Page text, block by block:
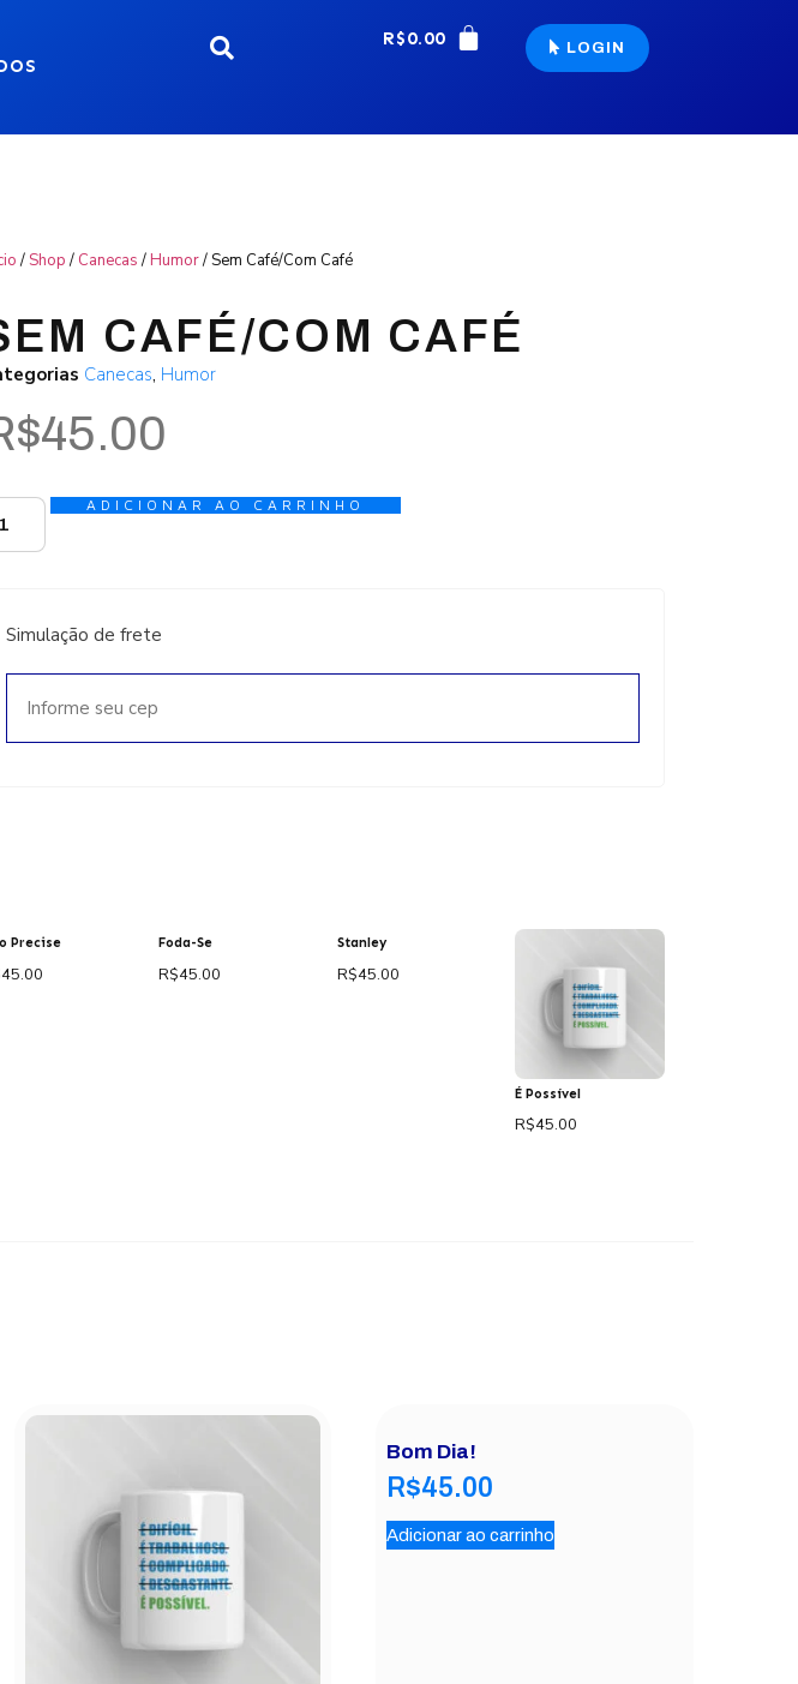
R$0.00 LOGIN
/Shop/ Canecas/Humor/ Sem Café/Com Café
CAFÉ/COM CAFÉ
Canecas, Humor
45.00
ADICIONAR AO CARRINHO
Simulação de frete
Precise
45.00
Foda-Se
R$45.00
Stanley
R$45.00
É Possível
R$45.00
Bom Dia!
R$45.00
Adicionar ao carrinho